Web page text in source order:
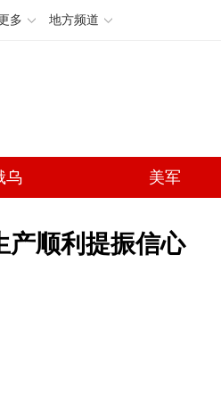
多 地方频道
乌 美军
产顺利提振信心